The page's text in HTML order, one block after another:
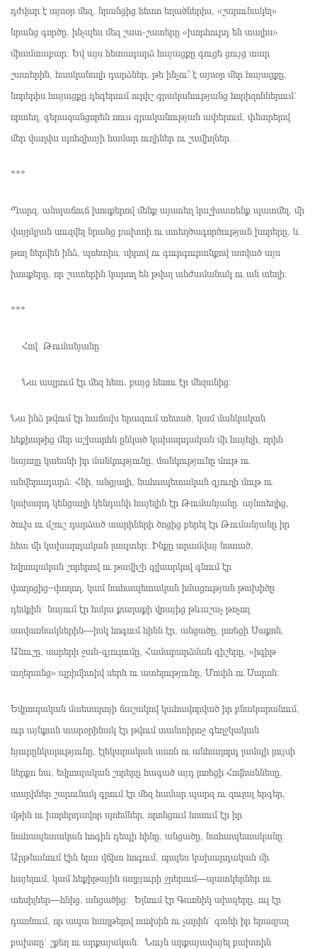
դժվար է այսօր մեզ, նրանցից հետո եղածներիս, «շարունակել»
նրանց գործը, ինչպես մեզ շատ-շատերը «խորհուրդ են տալիս»
միամտաբար։ Եվ այս հետադարձ հայացքը գուցե ցույց տար
շատերին, հասկանալի դարձներ, թե ինչու՞ է այսօր մեր հայացքը,
նորերիս հայացքը դեգերում ուրիշ գրականությանց հորիզոններում`
որտեղ, գերազանցորեն ռուս գրականության ափերում, փնտրելով
մեր վաղվա պոեզիայի համար ուղիներ ու շավիղներ…
***
Պարզ, անպաճուճ խոսքերով մենք այստեղ կաշխատենք պատմել, մի
վայրկյան սուզվել նրանց բախտի ու ստեղծագործության խորերը, և
թող ներվեն ինձ, պոետիս, սիրով ու գուրգուրանքով ասված այս
խոսքերը, որ շատերին կարող են թվալ անժամանակ ու ան տեղի։
***
Հով. Թումանյանը։
Նա ապրում էր մեզ հետ, բայց հեռու էր մեզանից։
Նա ինձ թվում էր հաճախ երազում տեսած, կամ մանկական
հեքիաթից մեր աշխարհն ընկած կախարդական մի հայելի, որին
նայողը կտեսնի իր մանկությունը, մանկությունը մութ ու
անվերադարձ։ Հնի, անցյալի, նահապետական գյուղի մութ ու
կախարդ կենցաղի կենդանի հայելին էր Թումանյանը. այնտեղից,
ծուխ ու մշուշ դարձած տարիների ծոցից բերել էր Թումանյանը իր
հետ մի կախարդական լապտեր։ Ինքը տրամվայ նստած,
եվրոպական շորերով ու թավիշի գլխարկով գնում էր
փողոցից−փողող, կամ նահապետական իմացության թախիծը
դեմքին` նայում էր հսկա քաղաքի վրայից թևաշաչ թռչող
սավառնակներին—իսկ հոգում հինն էր, անցածը, լոռեցի Սաքոն,
Անուշը, սարերի ջան-գյուլումը, Համաբարձման գիշերը, «իգիթ
տղերանց» պրիմիտիվ սերն ու ատելությունը, Մոսին ու Սարոն։
Եվրոպական մաեստրոյի ճաշակով կահավորված իր բնակարանում,
ուր այնքան տարօրինակ էր թվում տանտիրոջ գեղջկական
հյուրընկալությունը, էլեկտրական սառն ու անհաղորդ լամպի լույսի
ներքո նա, եվրոպական շորերը հագած այդ լոռեցի Հովհաննեսը,
տարիներ շարունակ գրում էր մեզ համար պարզ ու զուլալ երգեր,
մթին ու խորհրդավոր պոեմներ, որոնցում հոսում էր իր
նահապետական հոգին դեպի հինը, անցածը, նահապետականը։
Արթնանում էին նրա վճիտ հոգում, որպես կախարդական մի
հայելում, կամ հեքիթային աղբյուրի ջրերում—պատկերներ ու
տեսիլներ—հնից, անցածից։ Ելնում էր Գառնիկ ախպերը, ուլ էր
դառնում, որ ապա հաղթելով ոսոխին ու չարին` գտնի իր երազյալ
բախտը` շքեղ ու արքայական։ Նույն արքայավայել բախտին